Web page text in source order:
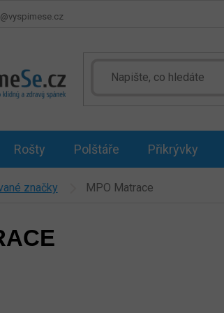
Rošty Polštáře Přikrývky
značky MPO Matrace